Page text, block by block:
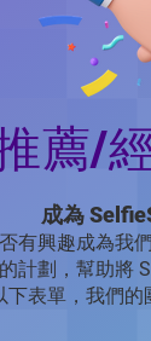
薦/
成為
有興趣成為我
計劃，幫助將
下表單，我們的